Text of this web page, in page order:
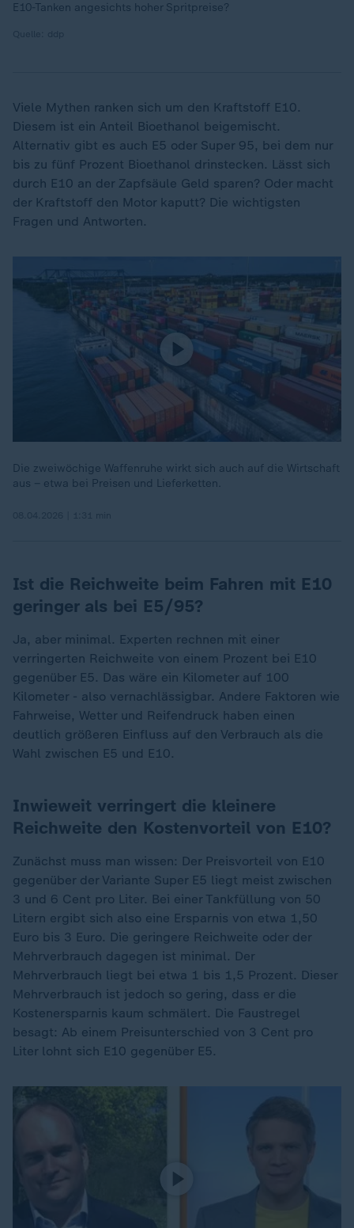
E10-Tanken angesichts hoher Spritpreise?
Viele Mythen ranken sich um den Kraftstoff E10.
Diesem ist ein Anteil Bioethanol beigemischt.
Alternativ gibt es auch E5 oder Super 95, bei dem nur
bis zu fünf Prozent Bioethanol drinstecken. Lässt sich
durch E10 an der Zapfsäule Geld sparen? Oder macht
der Kraftstoff den Motor kaputt? Die wichtigsten
Fragen und Antworten.
Die zweiwöchige Waffenruhe wirkt sich auch auf die Wirtschaft
aus – etwa bei Preisen und Lieferketten.
Ist die Reichweite beim Fahren mit E10
geringer als bei E5/95?
Ja, aber minimal. Experten rechnen mit einer
verringerten Reichweite von einem Prozent bei E10
gegenüber E5. Das wäre ein Kilometer auf 100
Kilometer - also vernachlässigbar. Andere Faktoren wie
Fahrweise, Wetter und Reifendruck haben einen
deutlich größeren Einfluss auf den Verbrauch als die
Wahl zwischen E5 und E10.
Inwieweit verringert die kleinere
Reichweite den Kostenvorteil von E10?
Zunächst muss man wissen: Der Preisvorteil von E10
gegenüber der Variante Super E5 liegt meist zwischen
3 und 6 Cent pro Liter. Bei einer Tankfüllung von 50
Litern ergibt sich also eine Ersparnis von etwa 1,50
Euro bis 3 Euro. Die geringere Reichweite oder der
Mehrverbrauch dagegen ist minimal. Der
Mehrverbrauch liegt bei etwa 1 bis 1,5 Prozent. Dieser
Mehrverbrauch ist jedoch so gering, dass er die
Kostenersparnis kaum schmälert. Die Faustregel
besagt: Ab einem Preisunterschied von 3 Cent pro
Liter lohnt sich E10 gegenüber E5.